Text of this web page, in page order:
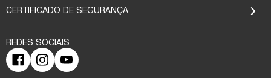
CERTIFICADO DE SEGURANÇA